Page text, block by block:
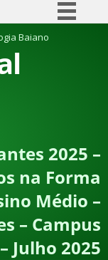
BR
Canais
Baiano
2025 –
na Forma
Médio –
– Campus
Julho 2025